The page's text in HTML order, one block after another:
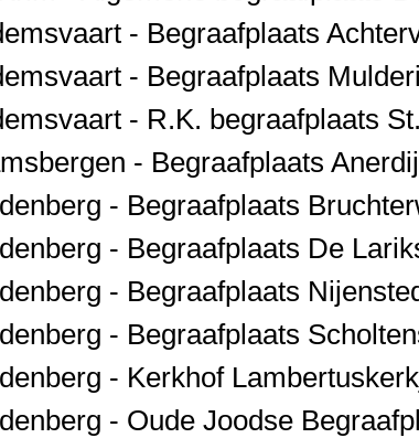
- Begraafplaats
- Begraafplaats
- R.K. begraafplaats
- Begraafplaats
- Begraafplaats
- Begraafplaats De
- Begraafplaats
- Begraafplaats
- Kerkhof
- Oude Joodse